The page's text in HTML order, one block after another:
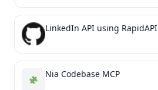
LinkedIn API using RapidAPI
Nia Codebase MCP